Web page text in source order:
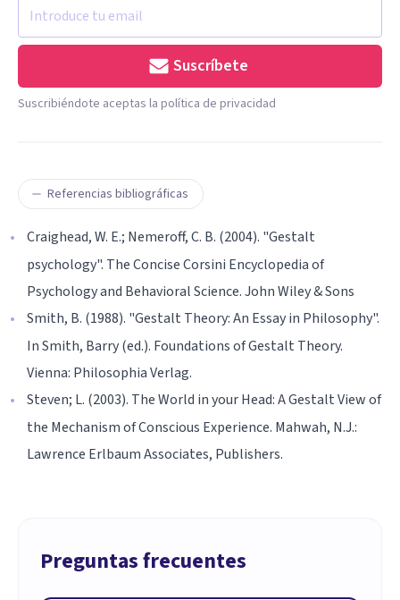
Suscríbete
Suscribiéndote aceptas la política de privacidad
Referencias bibliográficas
Craighead, W. E.; Nemeroff, C. B. (2004). "Gestalt
psychology". The Concise Corsini Encyclopedia of
Psychology and Behavioral Science. John Wiley & Sons
Smith, B. (1988). "Gestalt Theory: An Essay in Philosophy".
In Smith, Barry (ed.). Foundations of Gestalt Theory.
Vienna: Philosophia Verlag.
Steven; L. (2003). The World in your Head: A Gestalt View of
the Mechanism of Conscious Experience. Mahwah, N.J.:
Lawrence Erlbaum Associates, Publishers.
Preguntas frecuentes